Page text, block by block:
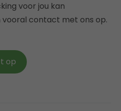
voor jou kan
contact met ons op.
op